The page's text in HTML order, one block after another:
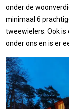
onder de
minimaal 6
tweewielers. Ook
onder ons en is er